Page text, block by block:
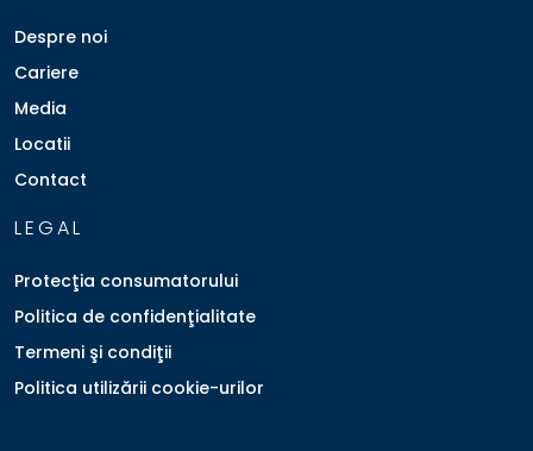
Despre noi
Cariere
Media
Locatii
Contact
LEGAL
Protecţia consumatorului
Politica de confidenţialitate
Termeni şi condiţii
Politica utilizării cookie-urilor